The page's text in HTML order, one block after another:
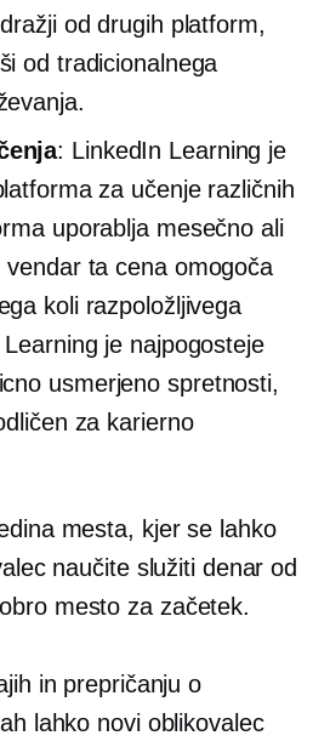
od drugih platform,
od tradicionalnega
: LinkedIn Learning je
za učenje različnih
uporablja mesečno ali
vendar ta cena omogoča
koli razpoložljivega
je najpogosteje
usmerjeno spretnosti,
za karierno
mesta, kjer se lahko
naučite služiti denar od
mesto za začetek.
in prepričanju o
lahko novi oblikovalec